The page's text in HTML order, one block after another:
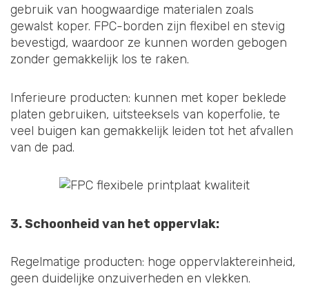
gebruik van hoogwaardige materialen zoals
gewalst koper. FPC-borden zijn flexibel en stevig
bevestigd, waardoor ze kunnen worden gebogen
zonder gemakkelijk los te raken.
Inferieure producten: kunnen met koper beklede
platen gebruiken, uitsteeksels van koperfolie, te
veel buigen kan gemakkelijk leiden tot het afvallen
van de pad.
3. Schoonheid van het oppervlak:
Regelmatige producten: hoge oppervlaktereinheid,
geen duidelijke onzuiverheden en vlekken.